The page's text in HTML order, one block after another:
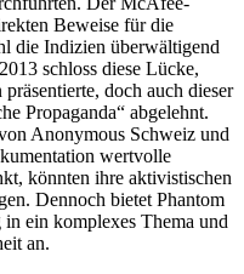
Beweise für die
die Indizien überwältigend
schloss diese Lücke,
doch auch dieser
Propaganda“ abgelehnt.
Anonymous Schweiz und
wertvolle
könnten ihre aktivistischen
Dennoch bietet Phantom
ein komplexes Thema und
an.